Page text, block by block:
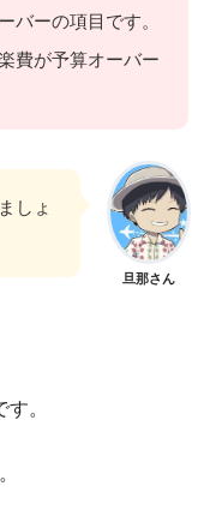
バーの項目です。
費が予算オーバー
旦那さん
しょ
。